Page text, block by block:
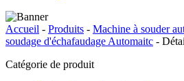
Accueil - Produits - Machine à souder
soudage d'échafaudage Automaitc -
Catégorie de produit